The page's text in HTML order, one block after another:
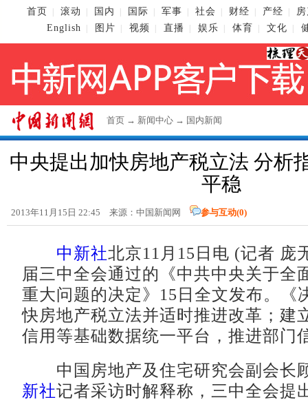
首页 滚动 国内 国际 军事 社会 财经 产经
English
图片 视频 直播 娱乐 体育 文化
首页 → 新闻中心 → 国内新闻
中央提出加快房地产税立法 分析
平稳
2013年11月15日 22:45 来源： 中国新闻网 参与互动(0)
中新社北京11月15日电 (记者 庞
届三中全会通过的《中共中央关于全
重大问题的决定》15日全文发布。《
快房地产税立法并适时推进改革；建
信用等基础数据统一平台，推进部门
中国房地产及住宅研究会副会长
新社记者采访时解释称，三中全会提